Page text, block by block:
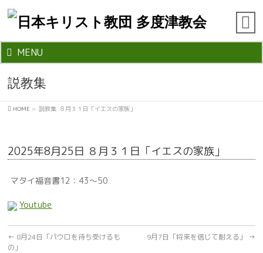
MENU
説教集
HOME » 説教集 ８月３１日「イエスの家族」
2025年8月25日 ８月３１日「イエスの家族」
マタイ福音書12：43～50
Youtube
← 8月24日「パウロを待ち受けるも
の」
9月7日「将来を信じて耐える」 →